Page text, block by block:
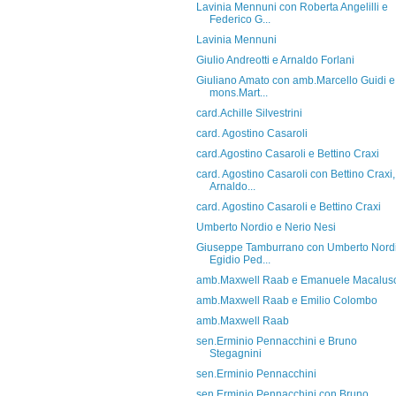
Lavinia Mennuni con Roberta Angelilli e
Federico G...
Lavinia Mennuni
Giulio Andreotti e Arnaldo Forlani
Giuliano Amato con amb.Marcello Guidi e
mons.Mart...
card.Achille Silvestrini
card. Agostino Casaroli
card.Agostino Casaroli e Bettino Craxi
card. Agostino Casaroli con Bettino Craxi,
Arnaldo...
card. Agostino Casaroli e Bettino Craxi
Umberto Nordio e Nerio Nesi
Giuseppe Tamburrano con Umberto
Egidio Ped...
amb.Maxwell Raab e Emanuele
amb.Maxwell Raab e Emilio Colombo
amb.Maxwell Raab
sen.Erminio Pennacchini e Bruno
Stegagnini
sen.Erminio Pennacchini